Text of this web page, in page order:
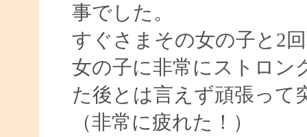
事でした。
すぐさまその女の子と2
女の子に非常にストロン
た後とは言えず頑張って
（非常に疲れた！）